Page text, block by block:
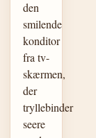
den
smilende
konditor
fra tv-
skærmen,
der
tryllebinder
seere